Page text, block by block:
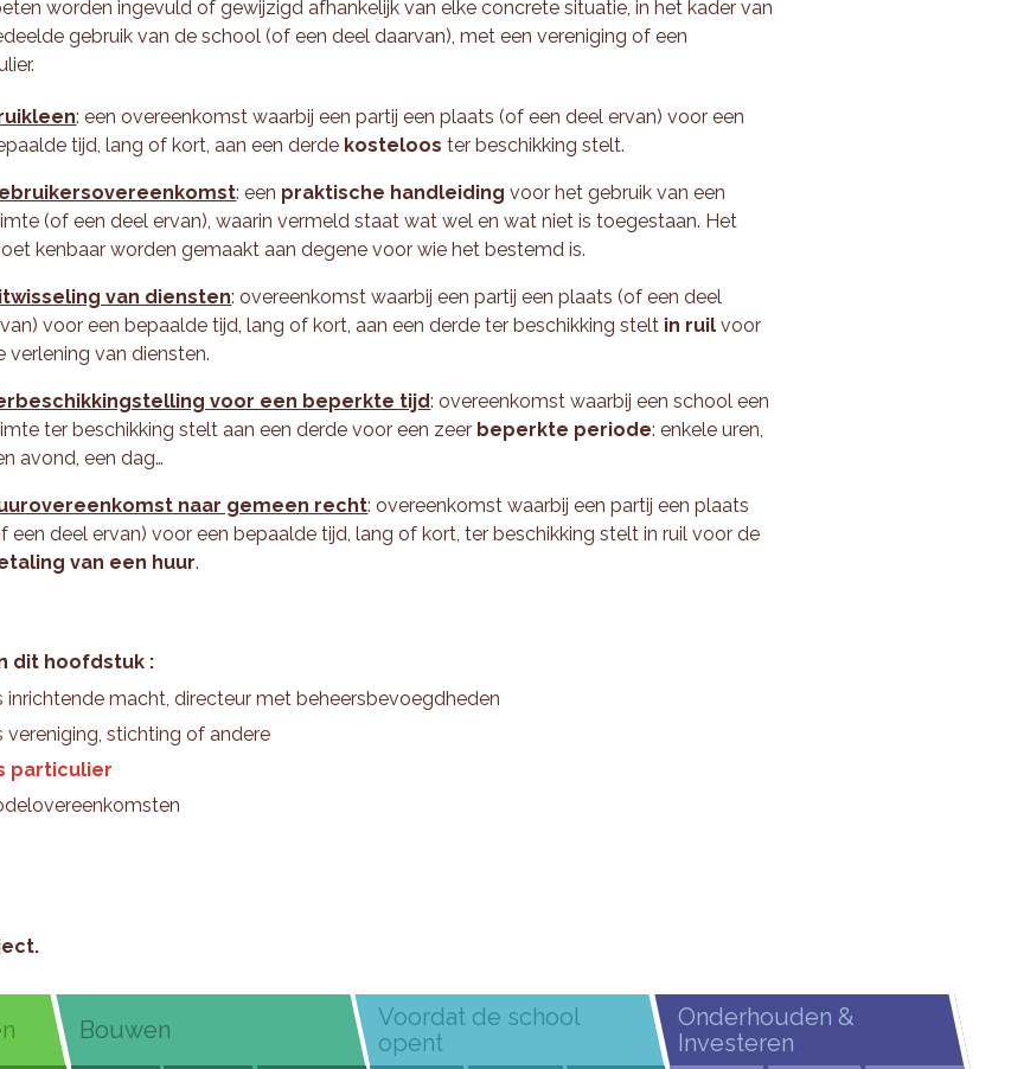
worden ingevuld of gewijzigd afhankelijk van elke concrete situatie, in het kader van
gebruik van de school (of een deel daarvan), met een vereniging of een
: een overeenkomst waarbij een partij een plaats (of een deel ervan) voor een
tijd, lang of kort, aan een derde kostelooster beschikking stelt.
: een praktische handleiding voor het gebruik van een
(of een deel ervan), waarin vermeld staat wat wel en wat niet is toegestaan. Het
kenbaar worden gemaakt aan degene voor wie het bestemd is.
van diensten: overeenkomst waarbij een partij een plaats (of een deel
voor een bepaalde tijd, lang of kort, aan een derde ter beschikking stelt in ruilvoor
verlening van diensten.
voor een beperkte tijd: overeenkomst waarbij een school een
ter beschikking stelt aan een derde voor een zeer beperkte periode: enkele uren,
avond, een dag…
naar gemeen recht: overeenkomst waarbij een partij een plaats
een deel ervan) voor een bepaalde tijd, lang of kort, ter beschikking stelt in ruil voor de
van een huur.
inrichtende macht, directeur met beheersbevoegdheden
vereniging, stichting of andere
particulier
Bouwen
Voordat de school
opent
Onderhouden &
Investeren